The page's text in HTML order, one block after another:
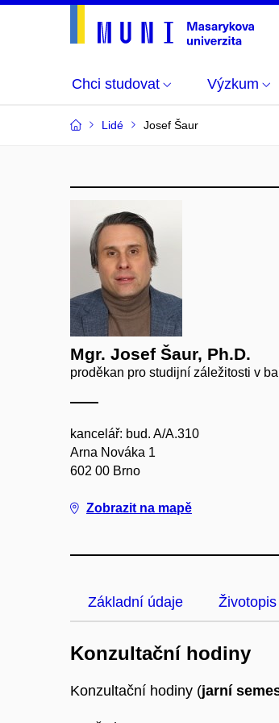
Chci studovat Výzkum
Lidé Josef Šaur
Mgr. Josef Šaur, Ph.D.
proděkan pro studijní záležitosti v
kancelář: bud. A/A.310
Arna Nováka 1
602 00 Brno
Zobrazit na mapě
Základní údaje Životopis
Konzultační hodiny
Konzultační hodiny (jarní